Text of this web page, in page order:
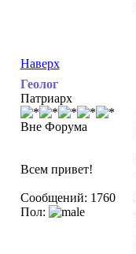
Наверх
Геолог
Патриарх
Вне Форума
Всем привет!
Сообщений: 1760
Пол: